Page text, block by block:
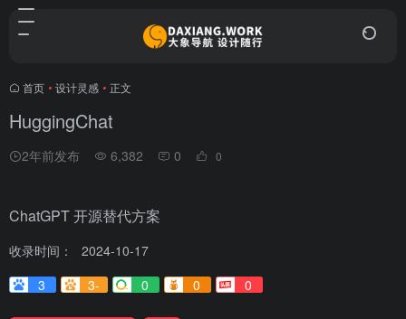
首页 • 设计灵感 • 正文
HuggingChat
2年前发布 6,382 0 0
ChatGPT 开源替代方案
收录时间：
2024-10-17
3
3- 0 0 0